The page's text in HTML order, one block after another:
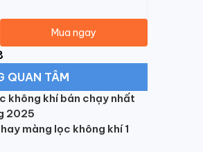
Mua ngay
QUAN TÂM
không khí bán chạy nhất
2025
màng lọc không khí 1